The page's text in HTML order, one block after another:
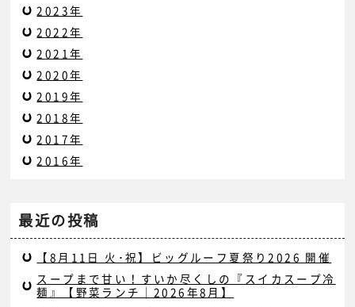
2023年
2022年
2021年
2020年
2019年
2018年
2017年
2016年
最近の投稿
【8月11日 火･祝】ビッグルーフ夏祭り2026 開催
スープまで甘い！すいか尽くしの『スイカスープ冷
麺』【野菜ランチ｜2026年8月】